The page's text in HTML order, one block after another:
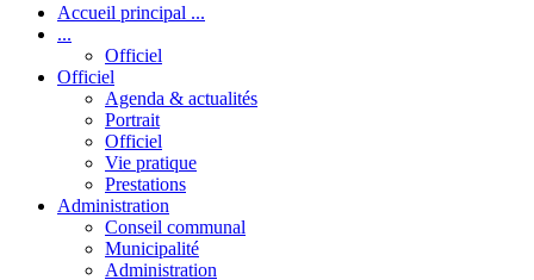
Accueil principal ...
...
Officiel
Officiel
Agenda & actualités
Portrait
Officiel
Vie pratique
Prestations
Administration
Conseil communal
Municipalité
Administration